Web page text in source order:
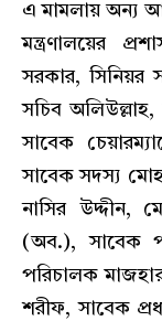
এ মামলায় অন্য
মন্ত্রণালয়ের
সরকার, সিনিয়র
সচিব
সাবেক
সাবেক সদস্য
নাসির উদ্দীন,
(অব.), সাবেক
পরিচালক
শরীফ, সাবেক